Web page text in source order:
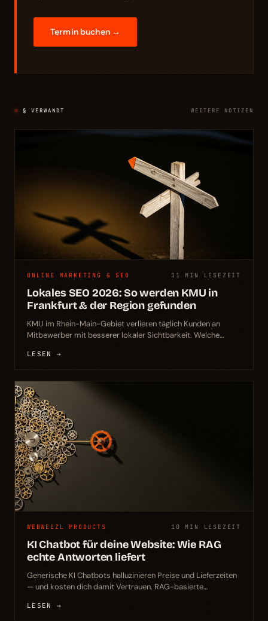
Termin buchen →
§ VERWANDT WEITERE NOTIZEN
ONLINE MARKETING & SEO 11 MIN LESEZEIT
Lokales SEO 2026: So werden KMU in
Frankfurt & der Region gefunden
KMU im Rhein-Main-Gebiet verlieren täglich Kunden an
Mitbewerber mit besserer lokaler Sichtbarkeit. Welche
zeigt dieser Praxis-Guide für Frankfurt, Offenbach und die
Region.
LESEN →
WEBWEEZL PRODUCTS 10 MIN LESEZEIT
KI Chatbot für deine Website: Wie RAG
echte Antworten liefert
Generische KI Chatbots halluzinieren Preise und Lieferzeiten
— und kosten dich damit Vertrauen. RAG-basierte
aus deinen eigenen Daten antwortet.
LESEN →